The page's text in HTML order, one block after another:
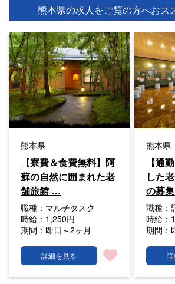
熊本県の求人をご覧の方へおス
熊本県
【寮費＆食費無料】阿
蘇の自然に囲まれた老
舗旅館 …
職種： マルチタスク
時給： 1,250円
期間： 即日～2ヶ月
詳細を見る
熊本県
【通
した
の募
職種：
時給：
期間：